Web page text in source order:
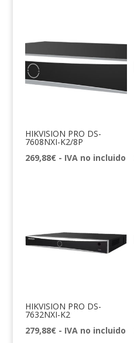
HIKVISION PRO DS-
7608NXI-K2/8P
269,88€ - IVA no incluido
HIKVISION PRO DS-
7632NXI-K2
279,88€ - IVA no incluido